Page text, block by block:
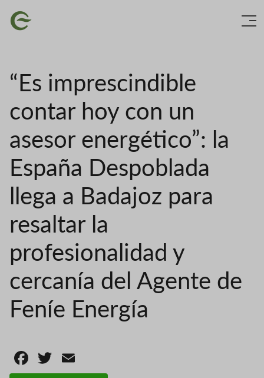
Image
“Es imprescindible
contar hoy con un
asesor energético”: la
España Despoblada
llega a Badajoz para
resaltar la
profesionalidad y
cercanía del Agente de
Feníe Energía
Facebook
Twitter